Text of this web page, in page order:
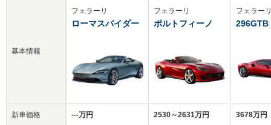
基本情報
新車価格
フェラーリ
ローマスパイダー
‐‐‐万円
フェラーリ
ポルトフィーノ
2530～2631万円
フェラー
296GTB
3678万円